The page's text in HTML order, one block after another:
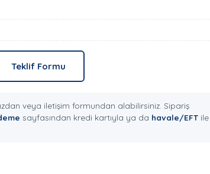
Teklif Formu
veya iletişim formundan alabilirsiniz. Sipariş
sayfasından kredi kartıyla ya da havale/EFT ile